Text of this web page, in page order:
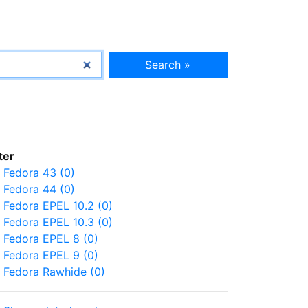
Search »
Fedora 43 (0)
Fedora 44 (0)
Fedora EPEL 10.2 (0)
Fedora EPEL 10.3 (0)
Fedora EPEL 8 (0)
Fedora EPEL 9 (0)
Fedora Rawhide (0)